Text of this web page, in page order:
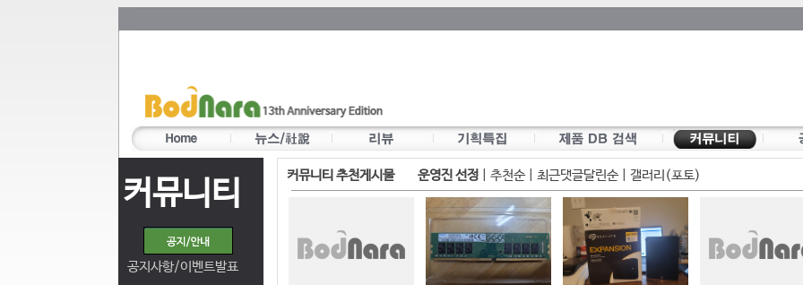
커뮤니티
공지사항/이벤트발표
커뮤니티 추천게시물 운영진 선정 추천순| 최근댓글달린순| 갤러리(포토)